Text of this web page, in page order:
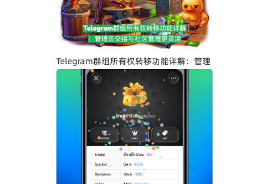
计、iOS Liquid Glass优化与操作体验提
升
Telegram群组所有权转移功能详解：管理
员交接与社区管理更灵活